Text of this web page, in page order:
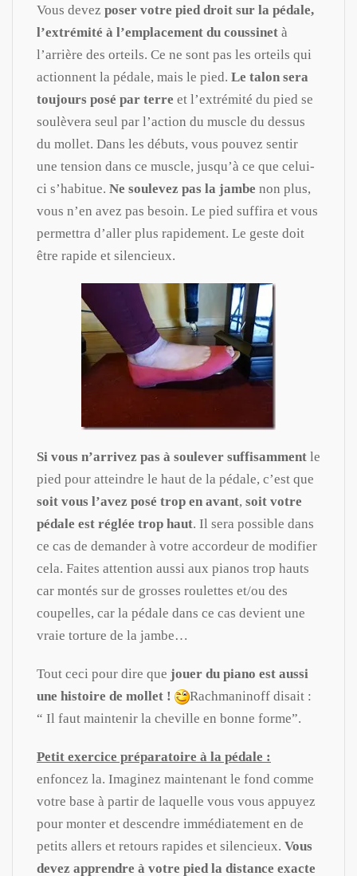
Vous devez poser votre pied droit sur la pédale,
l’extrémité à l’emplacement du coussinet à
l’arrière des orteils. Ce ne sont pas les orteils qui
actionnent la pédale, mais le pied. Le talon sera
toujours posé par terre et l’extrémité du pied se
soulèvera seul par l’action du muscle du dessus
du mollet. Dans les débuts, vous pouvez sentir
une tension dans ce muscle, jusqu’à ce que celui-
ci s’habitue. Ne soulevez pas la jambe non plus,
vous n’en avez pas besoin. Le pied suffira et vous
permettra d’aller plus rapidement. Le geste doit
être rapide et silencieux.
Si vous n’arrivez pas à soulever suffisamment le
pied pour atteindre le haut de la pédale, c’est que
soit vous l’avez posé trop en avant, soit votre
pédale est réglée trop haut. Il sera possible dans
ce cas de demander à votre accordeur de modifier
cela. Faites attention aussi aux pianos trop hauts
car montés sur de grosses roulettes et/ou des
coupelles, car la pédale dans ce cas devient une
vraie torture de la jambe…
Tout ceci pour dire que jouer du piano est aussi
une histoire de mollet !
Rachmaninoff disait :
“ Il faut maintenir la cheville en bonne forme”.
Petit exercice préparatoire à la pédale :
enfoncez la. Imaginez maintenant le fond comme
votre base à partir de laquelle vous vous appuyez
pour monter et descendre immédiatement en de
petits allers et retours rapides et silencieux. Vous
devez apprendre à votre pied la distance exacte